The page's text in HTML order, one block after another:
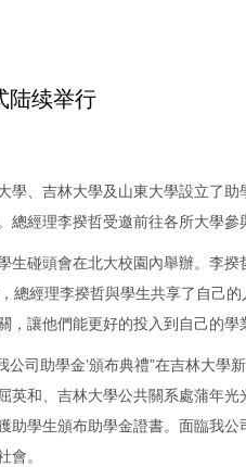
陆续举行
學、吉林大學及山東大學設立了
經理李揆哲受邀前往各所大學參
生碰頭會在北大校園內舉辦。李
總經理李揆哲與學生共享了自己
讓他們能更好的投入到自己的學
公司助學金’頒布典禮”在吉林大
英和、吉林大學公共關系處蒲年
助學生頒布助學金證書。面臨我
會。